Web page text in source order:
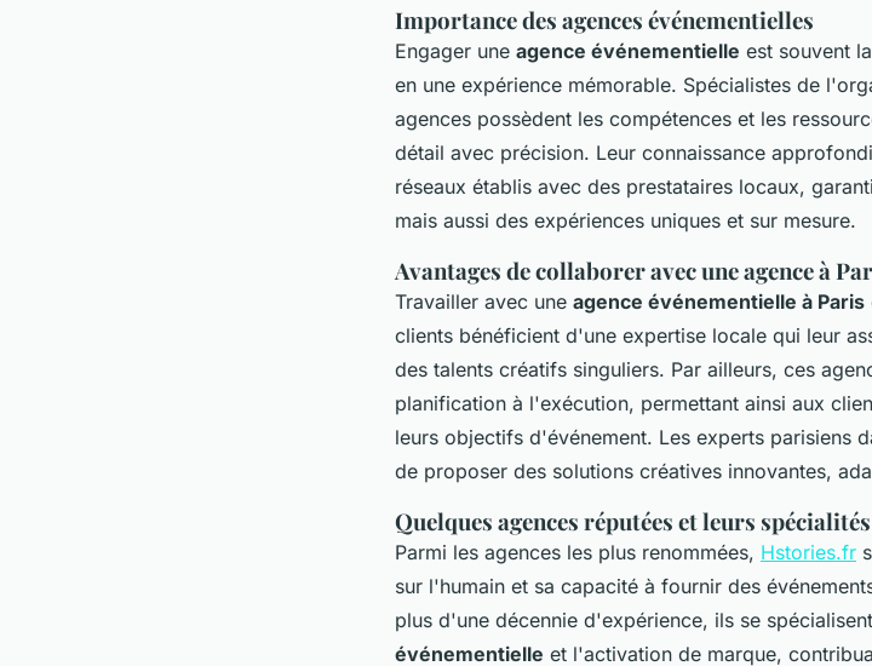
Importance des agences événementielles
Engager une agence événementielle est souvent
en une expérience mémorable. Spécialistes de
agences possèdent les compétences et les
détail avec précision. Leur connaissance
réseaux établis avec des prestataires locaux,
mais aussi des expériences uniques et sur mesure.
Avantages de collaborer avec une agence à
Travailler avec une agence événementielle à Paris
clients bénéficient d'une expertise locale qui leur
des talents créatifs singuliers. Par ailleurs, ces
planification à l'exécution, permettant ainsi aux
leurs objectifs d'événement. Les experts parisiens
de proposer des solutions créatives innovantes,
Quelques agences réputées et leurs spécialités
Parmi les agences les plus renommées, Hstories.fr
sur l'humain et sa capacité à fournir des
plus d'une décennie d'expérience, ils se
événementielle et l'activation de marque,